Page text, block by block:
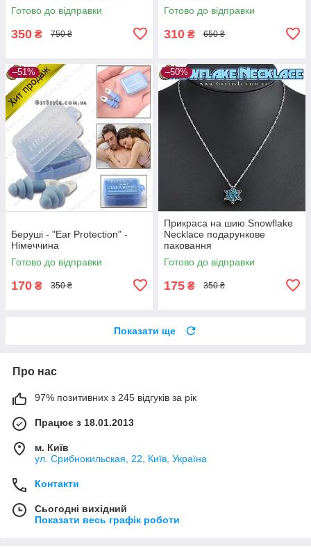
Готово до відправки
350 ₴ 750 ₴
Готово до відправки
310 ₴ 650 ₴
–51%
Беруші - "Ear Protection" -
Німеччина
Готово до відправки
170 ₴ 350 ₴
–50%
Прикраса на шию Snowflake
Necklace подарункове
паковання
Готово до відправки
175 ₴ 350 ₴
Показати ще
Про нас
97% позитивних з 245 відгуків за рік
Працює з 18.01.2013
м. Київ
ул. Срибнокильская, 22, Київ, Україна
Контакти
Сьогодні вихідний
Показати весь графік роботи